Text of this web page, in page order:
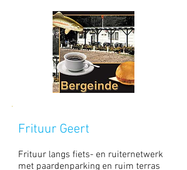
Frituur Geert
Frituur langs fiets- en ruiternetwerk
met paardenparking en ruim terras